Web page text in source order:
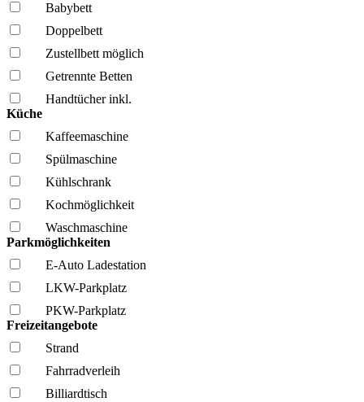
Babybett
Doppelbett
Zustellbett möglich
Getrennte Betten
Handtücher inkl.
Küche
Kaffee­maschine
Spül­maschine
Kühl­schrank
Kochmöglich­keit
Wasch­maschine
Parkmöglichkeiten
E-Auto Ladestation
LKW-Parkplatz
PKW-Parkplatz
Freizeitangebote
Strand
Fahrrad­verleih
Billiardtisch